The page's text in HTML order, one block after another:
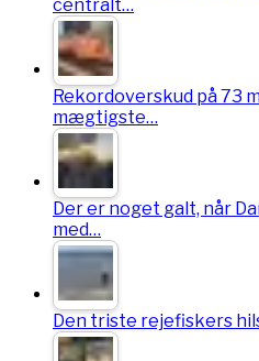
centralt…
Rekordoverskud på 73
mægtigste…
Der er noget galt, når
med…
Den triste rejefiskers